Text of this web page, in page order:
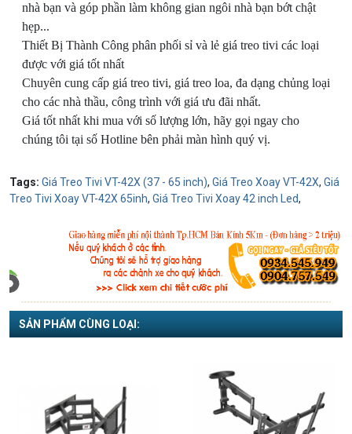
nhà bạn và góp phần làm không gian ngôi nhà bạn bớt chật
hẹp...
Thiết Bị Thành Công phân phối sỉ và lẻ giá treo tivi các loại
được với giá tốt nhất
Chuyên cung cấp giá treo tivi, giá treo loa, đa dạng chủng loại
cho các nhà thầu, công trình với giá ưu đãi nhất.
Giá tốt nhất khi mua với số lượng lớn, hãy gọi ngay cho
chúng tôi tại số Hotline bên phải màn hình quý vị.
Tags: Giá Treo Tivi VT-42X (37 - 65 inch), Giá Treo Xoay VT-42X, Giá
Treo Tivi Xoay VT-42X 65inh, Giá Treo Tivi Xoay 42 inch Led,
SẢN PHẨM CÙNG LOẠI: